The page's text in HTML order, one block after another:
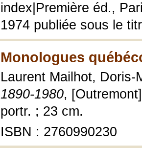
index|Première éd.,
1974 publiée sous le
Monologues
Laurent Mailhot,
1890-1980,
portr. ; 23 cm.
ISBN : 2760990230